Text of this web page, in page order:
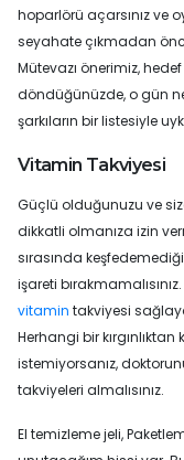
hoparlörü açarsınız ve
seyahate çıkmadan
Mütevazı önerimiz,
döndüğünüzde, o gün
şarkıların bir listesiyle
Vitamin Takviyesi
Güçlü olduğunuzu ve
dikkatli olmanıza izin
sırasında
işareti
vitamin takviyesi
Herhangi bir
istemiyorsanız,
takviyeleri almalısınız.
El temizleme jeli,